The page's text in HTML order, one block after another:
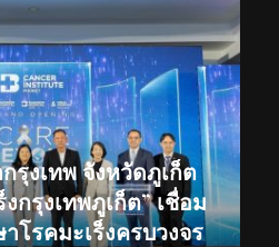
รุงเทพ จังหวัดภูเก็ต
กรุงเทพภูเก็ต” เชื่อม
โรคมะเร็งครบวงจร